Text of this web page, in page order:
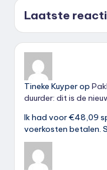
Laatste
Tineke Kuyperop
duurder: dit is de
Ik had voor €48,09
voerkosten betalen.